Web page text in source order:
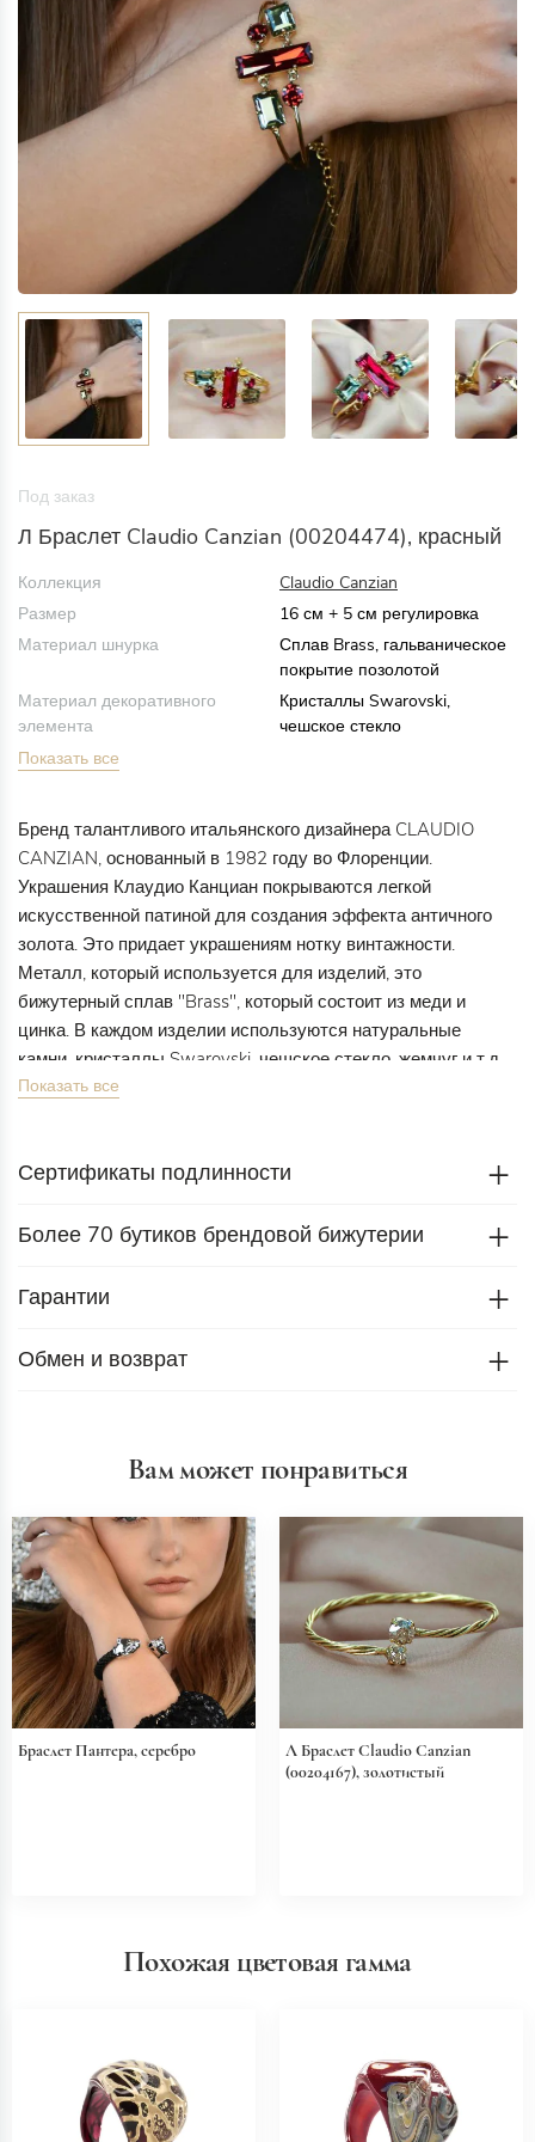
Под заказ
Л Браслет Claudio Canzian (00204474), красный
Коллекция
Claudio Canzian
Размер
16 см + 5 см регулировка
Материал шнурка
Сплав Brass, гальваническое
покрытие позолотой
Материал декоративного
элемента
Кристаллы Swarovski,
чешское стекло
Показать все
Бренд талантливого итальянского дизайнера CLAUDIO
CANZIAN, основанный в 1982 году во Флоренции.
Украшения Клаудио Канциан покрываются легкой
искусственной патиной для создания эффекта античного
золота. Это придает украшениям нотку винтажности.
Металл, который используется для изделий, это
бижутерный сплав "Brass", который состоит из меди и
цинка. В каждом изделии используются натуральные
камни, кристаллы Swarovski, чешское стекло, жемчуг и т.д.
Все украшения уникальны и сделаны вручную.
Показать все
Сертификаты подлинности
Более 70 бутиков брендовой бижутерии
Гарантии
Обмен и возврат
Вам может понравиться
Браслет Пантера, серебро
Л Браслет Claudio Canzian
(00204167), золотистый
Похожая цветовая гамма